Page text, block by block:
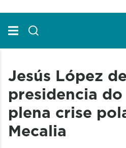
Jesús López
presidencia
plena crise
Mecalia